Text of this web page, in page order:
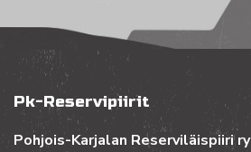
Pk-Reservipiirit
Pohjois-Karjalan Reserviläispiiri ry